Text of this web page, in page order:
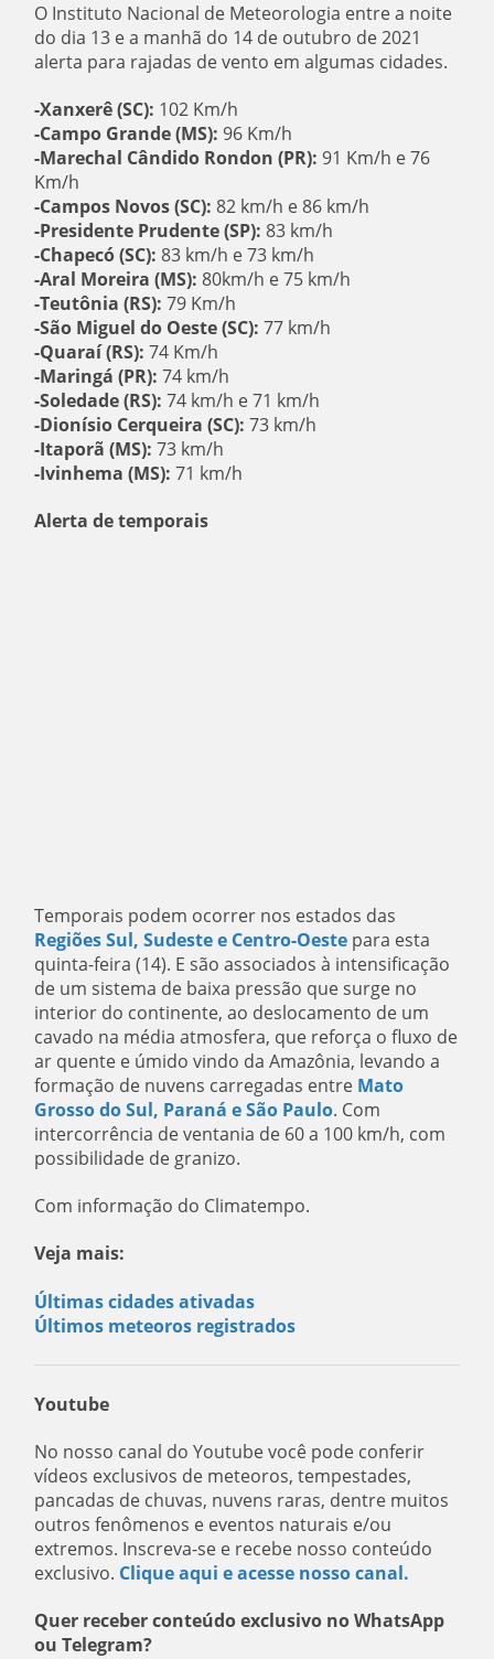
O Instituto Nacional de Meteorologia entre a noite
do dia 13 e a manhã do 14 de outubro de 2021
alerta para rajadas de vento em algumas cidades.
-Xanxerê (SC): 102 Km/h
-Campo Grande (MS): 96 Km/h
-Marechal Cândido Rondon (PR): 91 Km/h e 76
Km/h
-Campos Novos (SC): 82 km/h e 86 km/h
-Presidente Prudente (SP): 83 km/h
-Chapecó (SC): 83 km/h e 73 km/h
-Aral Moreira (MS): 80km/h e 75 km/h
-Teutônia (RS): 79 Km/h
-São Miguel do Oeste (SC): 77 km/h
-Quaraí (RS): 74 Km/h
-Maringá (PR): 74 km/h
-Soledade (RS): 74 km/h e 71 km/h
-Dionísio Cerqueira (SC): 73 km/h
-Itaporã (MS): 73 km/h
-Ivinhema (MS): 71 km/h
Alerta de temporais
Temporais podem ocorrer nos estados das
Regiões Sul, Sudeste e Centro-Oeste para esta
quinta-feira (14). E são associados à intensificação
de um sistema de baixa pressão que surge no
interior do continente, ao deslocamento de um
cavado na média atmosfera, que reforça o fluxo de
ar quente e úmido vindo da Amazônia, levando a
formação de nuvens carregadas entre Mato
Grosso do Sul, Paraná e São Paulo. Com
intercorrência de ventania de 60 a 100 km/h, com
possibilidade de granizo.
Com informação do Climatempo.
Veja mais:
Últimas cidades ativadas
Últimos meteoros registrados
Youtube
No nosso canal do Youtube você pode conferir
vídeos exclusivos de meteoros, tempestades,
pancadas de chuvas, nuvens raras, dentre muitos
outros fenômenos e eventos naturais e/ou
extremos. Inscreva-se e recebe nosso conteúdo
exclusivo. Clique aqui e acesse nosso canal.
Quer receber conteúdo exclusivo no WhatsApp
ou Telegram?